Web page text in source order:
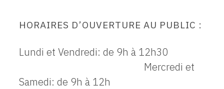
HORAIRES D’OUVERTURE AU PUBLIC :
Lundi et Vendredi: de 9h à 12h30
Mercredi et
Samedi: de 9h à 12h